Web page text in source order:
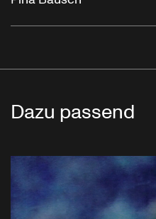
Dazu passend